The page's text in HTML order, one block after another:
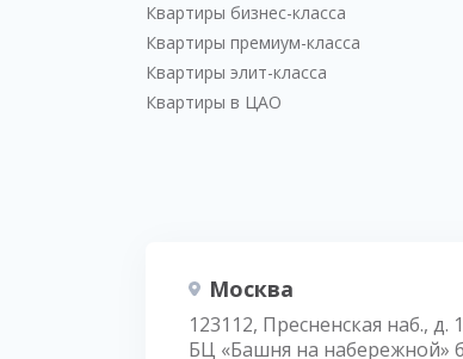
Квартиры бизнес-класса
Квартиры премиум-класса
Квартиры элит-класса
Квартиры в ЦАО
Москва
123112, Пресненская наб., д.
БЦ «Башня на набережной»